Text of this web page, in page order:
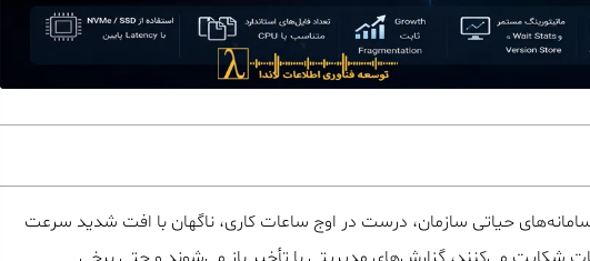
و یکی از سامانه‌های حیاتی سازمان، درست در اوج ساعات کاری، ناگهان با افت شدید سرعت